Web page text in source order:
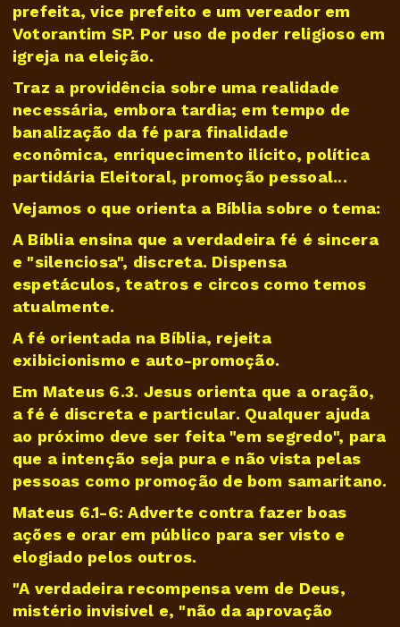
prefeita, vice prefeito e um vereador em
Votorantim SP. Por uso de poder religioso em
igreja na eleição.
Traz a providência sobre uma realidade
necessária, embora tardia; em tempo de
banalização da fé para finalidade
econômica, enriquecimento ilícito, política
partidária Eleitoral, promoção pessoal...
Vejamos o que orienta a Bíblia sobre o tema:
A Bíblia ensina que a verdadeira fé é sincera
e "silenciosa", discreta. Dispensa
espetáculos, teatros e circos como temos
atualmente.
A fé orientada na Bíblia, rejeita
exibicionismo e auto-promoção.
Em Mateus 6.3. Jesus orienta que a oração,
a fé é discreta e particular. Qualquer ajuda
ao próximo deve ser feita "em segredo", para
que a intenção seja pura e não vista pelas
pessoas como promoção de bom samaritano.
Mateus 6.1-6: Adverte contra fazer boas
ações e orar em público para ser visto e
elogiado pelos outros.
"A verdadeira recompensa vem de Deus,
mistério invisível e, "não da aprovação